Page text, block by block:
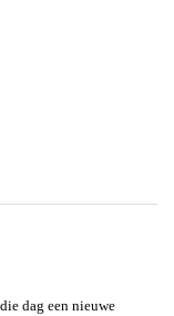
dag een nieuwe